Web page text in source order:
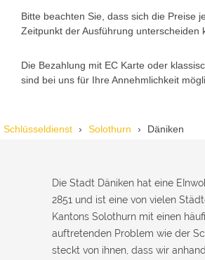
N Nadine H. aus Aadorf
Wir standen mit den Kindern vor
Bitte beachten Sie, dass sich die Preise
Zeitpunkt der Ausführung unterscheiden
Die Bezahlung mit EC Karte oder
sind bei uns für Ihre Annehmlichkeit
Schlüsseldienst Solothurn Däniken
Die Stadt Däniken hat eine
2851 und ist eine von vielen
Kantons Solothurn mit einen
auftretenden Problem wie der
steckt von ihnen, dass wir